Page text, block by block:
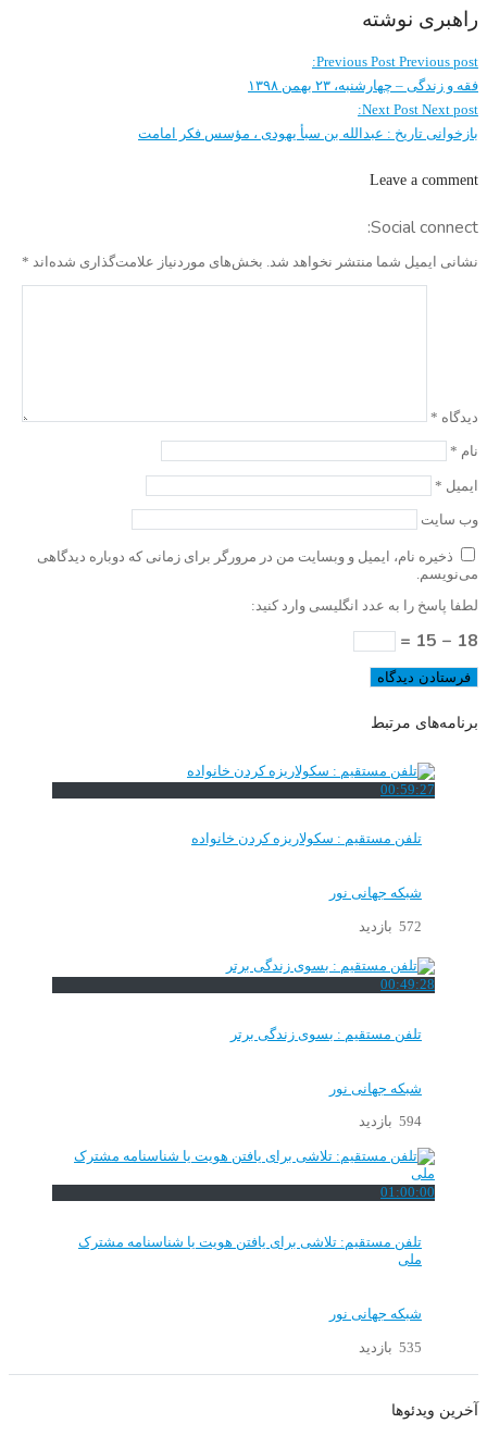
راهبری نوشته
Previous Post Previous post:
فقه و زندگی – چهارشنبه، ۲۳ بهمن ۱۳۹۸
Next Post Next post:
بازخوانی تاریخ : عبدالله بن سبأ یهودی ، مؤسس فکر امامت
Leave a comment
Social connect:
نشانی ایمیل شما منتشر نخواهد شد. بخش‌های موردنیاز علامت‌گذاری شده‌اند *
دیدگاه *
نام *
ایمیل *
وب‌ سایت
ذخیره نام، ایمیل و وبسایت من در مرورگر برای زمانی که دوباره دیدگاهی
می‌نویسم.
لطفا پاسخ را به عدد انگلیسی وارد کنید:
18 − 15 =
برنامه‌های مرتبط
00:59:27
تلفن مستقیم : سکولاریزه کردن خانواده
شبکه جهانی نور
572 بازدید
00:49:28
تلفن مستقیم : بسوی زندگی برتر
شبکه جهانی نور
594 بازدید
01:00:00
تلفن مستقیم: تلاشی برای یافتن هویت یا شناسنامه مشترک
ملی
شبکه جهانی نور
535 بازدید
آخرین ویدئوها